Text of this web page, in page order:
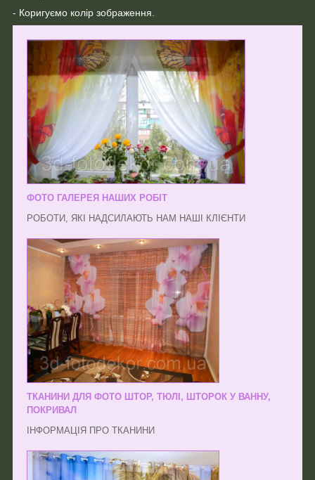
- Коригуємо колір зображення.
ФОТО ГАЛЕРЕЯ НАШИХ РОБІТ
РОБОТИ, ЯКІ НАДСИЛАЮТЬ НАМ НАШІ КЛІЄНТИ
ТКАНИНИ ДЛЯ ФОТО ШТОР, ТЮЛІ, ШТОРОК У ВАННУ,
ПОКРИВАЛ
ІНФОРМАЦІЯ ПРО ТКАНИНИ